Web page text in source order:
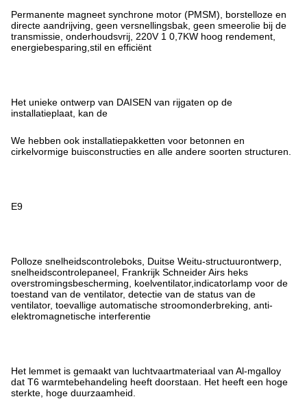
Permanente magneet synchrone motor (PMSM), borstelloze en
directe aandrijving, geen versnellingsbak, geen smeerolie bij de
transmissie, onderhoudsvrij, 220V 1 0,7KW hoog rendement,
energiebesparing,stil en efficiënt
Het unieke ontwerp van DAISEN van rijgaten op de
installatieplaat, kan de
We hebben ook installatiepakketten voor betonnen en
cirkelvormige buisconstructies en alle andere soorten structuren.
E9
Polloze snelheidscontroleboks, Duitse Weitu-structuurontwerp,
snelheidscontrolepaneel, Frankrijk Schneider Airs heks
overstromingsbescherming, koelventilator,indicatorlamp voor de
toestand van de ventilator, detectie van de status van de
ventilator, toevallige automatische stroomonderbreking, anti-
elektromagnetische interferentie
Het lemmet is gemaakt van luchtvaartmateriaal van Al-mgalloy
dat T6 warmtebehandeling heeft doorstaan. Het heeft een hoge
sterkte, hoge duurzaamheid.